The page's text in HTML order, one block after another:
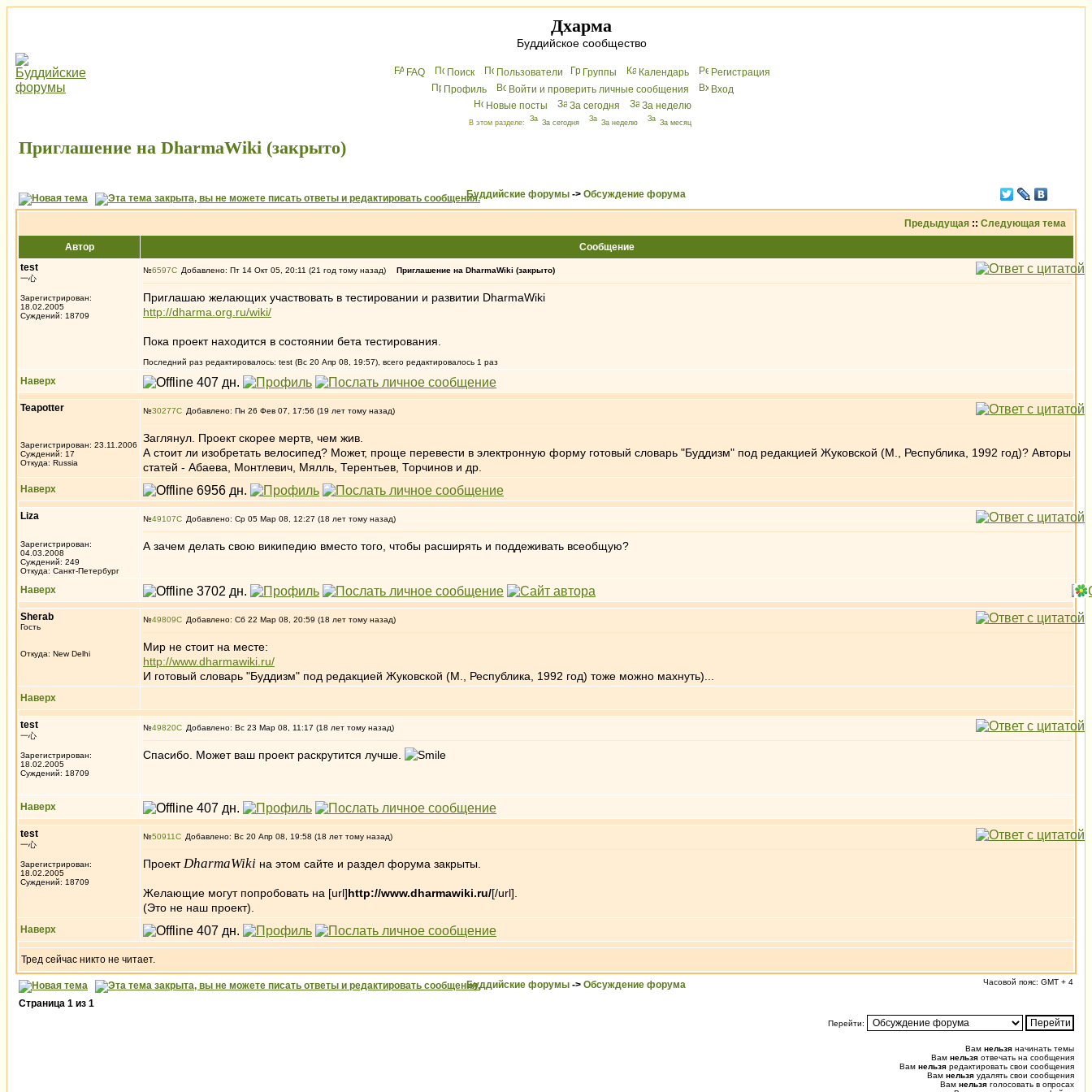
Дхарма
Буддийское сообщество
FAQ Поиск Пользователи Группы Календарь
Peгиcтрaция
Профиль
Войти и проверить личные сообщения
Вхoд
Новые посты
За сегодня За неделю
В этом разделе: За сегодня За неделю За месяц
Приглашение на DharmaWiki (закрыто)
Буддийские форумы -> Обсуждение форума
Предыдущая :: Следующая тема
Автор
Сообщение
test
一心
Зарегистрирован:
18.02.2005
Суждений: 18709
№6597 Добавлено: Пт 14 Окт 05, 20:11 (21 год тому назад) Приглашение на DharmaWiki (закрыто)
Приглашаю желающих участвовать в тестировании и развитии DharmaWiki
http://dharma.org.ru/wiki/
Пока проект находится в состоянии бета тестирования.
Последний раз редактировалось: test (Вс 20 Апр 08, 19:57), всего редактировалось 1 раз
Наверх
Teapotter
Зарегистрирован: 23.11.2006
Суждений: 17
Откуда: Russia
№30277 Добавлено: Пн 26 Фев 07, 17:56 (19 лет тому назад)
Заглянул. Проект скорее мертв, чем жив.
А стоит ли изобретать велосипед? Может, проще перевести в электронную форму готовый словарь "Буддизм" под редакцией Жуковской (М., Республика, 1992 год)? Авторы
статей - Абаева, Монтлевич, Мялль, Терентьев, Торчинов и др.
Наверх
Liza
Зарегистрирован:
04.03.2008
Суждений: 249
Откуда: Санкт-Петербург
№49107 Добавлено: Ср 05 Мар 08, 12:27 (18 лет тому назад)
А зачем делать свою википедию вместо того, чтобы расширять и поддеживать всеобщую?
Наверх
Sherab
Гость
Откуда: New Delhi
№49809 Добавлено: Сб 22 Мар 08, 20:59 (18 лет тому назад)
Мир не стоит на месте:
http://www.dharmawiki.ru/
И готовый словарь "Буддизм" под редакцией Жуковской (М., Республика, 1992 год) тоже можно махнуть)...
Наверх
test
一心
Зарегистрирован:
18.02.2005
Суждений: 18709
№49820 Добавлено: Вс 23 Мар 08, 11:17 (18 лет тому назад)
Спасибо. Может ваш проект раскрутится лучше.
Наверх
test
一心
Зарегистрирован:
18.02.2005
Суждений: 18709
№50911 Добавлено: Вс 20 Апр 08, 19:58 (18 лет тому назад)
ПроектDharmaWiki на этом сайте и раздел форума закрыты.
Желающие могут попробовать на [url]http://www.dharmawiki.ru/[/url].
(Это не наш проект).
Наверх
Тред сейчас никто не читает.
Буддийские форумы -> Обсуждение форума Часовой пояс: GMT + 4
Страница 1 из 1
Перейти:
Вам нельзя начинать темы
Вам нельзя отвечать на сообщения
Вам нельзя редактировать свои сообщения
Вам нельзя удалять свои сообщения
Вам нельзя голосовать в опросах